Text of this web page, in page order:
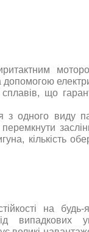
допомогою
сплавів, що
з одного виду
перемкнути
, кількість
на будь-
випадкових